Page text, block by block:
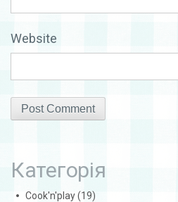
Website
Категорія
Cook'n'play(19)